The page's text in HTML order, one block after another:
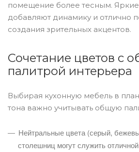
помещение более тесным.
добавляют динамику и отлично
создания зрительных акцентов.
Сочетание цветов с
палитрой интерьера
Выбирая кухонную мебель в
тона важно учитывать общую
Нейтральные цвета (серый,
столешниц могут служить